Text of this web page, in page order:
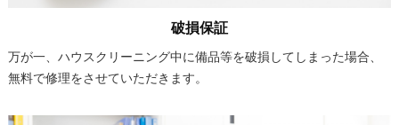
破損保証
万が一、ハウスクリーニング中に備品等を破損してしまった場合、
無料で修理をさせていただきます。